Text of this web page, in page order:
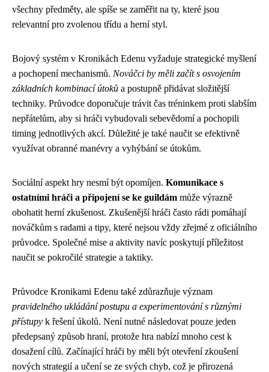
všechny předměty, ale spíše se zaměřit na ty, které jsou
relevantní pro zvolenou třídu a herní styl.
Bojový systém v Kronikách Edenu vyžaduje strategické myšlení
a pochopení mechanismů. Nováčci by měli začít s osvojením
základních kombinací útoků a postupně přidávat složitější
techniky. Průvodce doporučuje trávit čas tréninkem proti slabším
nepřátelům, aby si hráči vybudovali sebevědomí a pochopili
timing jednotlivých akcí. Důležité je také naučit se efektivně
využívat obranné manévry a vyhýbání se útokům.
Sociální aspekt hry nesmí být opomíjen. Komunikace s
ostatními hráči a připojení se ke guildám může výrazně
obohatit herní zkušenost. Zkušenější hráči často rádi pomáhají
nováčkům s radami a tipy, které nejsou vždy zřejmé z oficiálního
průvodce. Společné mise a aktivity navíc poskytují příležitost
naučit se pokročilé strategie a taktiky.
Průvodce Kronikami Edenu také zdůrazňuje význam
pravidelného ukládání postupu a experimentování s různými
přístupy k řešení úkolů. Není nutné následovat pouze jeden
předepsaný způsob hraní, protože hra nabízí mnoho cest k
dosažení cílů. Začínající hráči by měli být otevření zkoušení
nových strategií a učení se ze svých chyb, což je přirozená